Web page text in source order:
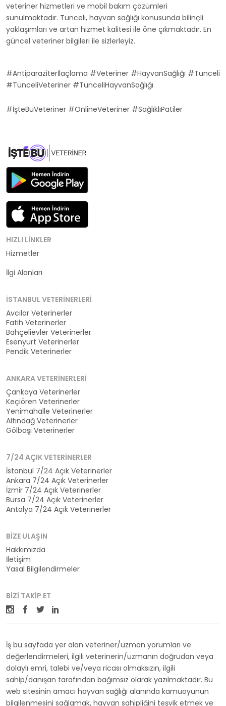
veteriner hizmetleri ve mobil bakım çözümleri
sunulmaktadır. Tunceli, hayvan sağlığı konusunda bilinçli
yaklaşımları ve artan hizmet kalitesi ile öne çıkmaktadır. En
güncel veteriner bilgileri ile sizlerleyiz.
#Antiparaziterİlaçlama #Veteriner #HayvanSağlığı #Tunceli
#TunceliVeteriner #TunceliHayvanSağlığı
#İşteBuVeteriner #OnlineVeteriner #SağlıklıPatiler
HIZLI LINKLER
Hizmetler
İlgi Alanları
İSTANBUL VETERINERLERI
Avcılar Veterinerler
Fatih Veterinerler
Bahçelievler Veterinerler
Esenyurt Veterinerler
Pendik Veterinerler
ANKARA VETERINERLERI
Çankaya Veterinerler
Keçiören Veterinerler
Yenimahalle Veterinerler
Altındağ Veterinerler
Gölbaşı Veterinerler
7/24 AÇIK VETERINERLER
İstanbul 7/24 Açık Veterinerler
Ankara 7/24 Açık Veterinerler
İzmir 7/24 Açık Veterinerler
Bursa 7/24 Açık Veterinerler
Antalya 7/24 Açık Veterinerler
BIZE ULAŞIN
Hakkımızda
İletişim
Yasal Bilgilendirmeler
BIZI TAKIP ET
İş bu sayfada yer alan veteriner/uzman yorumları ve
değerlendirmeleri, ilgili veterinerin/uzmanın doğrudan veya
dolaylı emri, talebi ve/veya ricası olmaksızın, ilgili
sahip/danışan tarafından bağımsız olarak yazılmaktadır. Bu
web sitesinin amacı hayvan sağlığı alanında kamuoyunun
bilgilenmesini sağlamak, hayvan sahipliğini teşvik etmek ve